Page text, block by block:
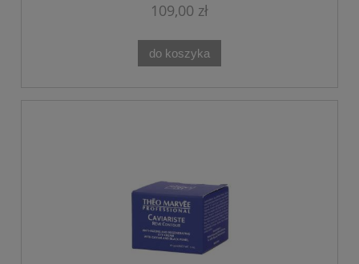
109,00 zł
do koszyka